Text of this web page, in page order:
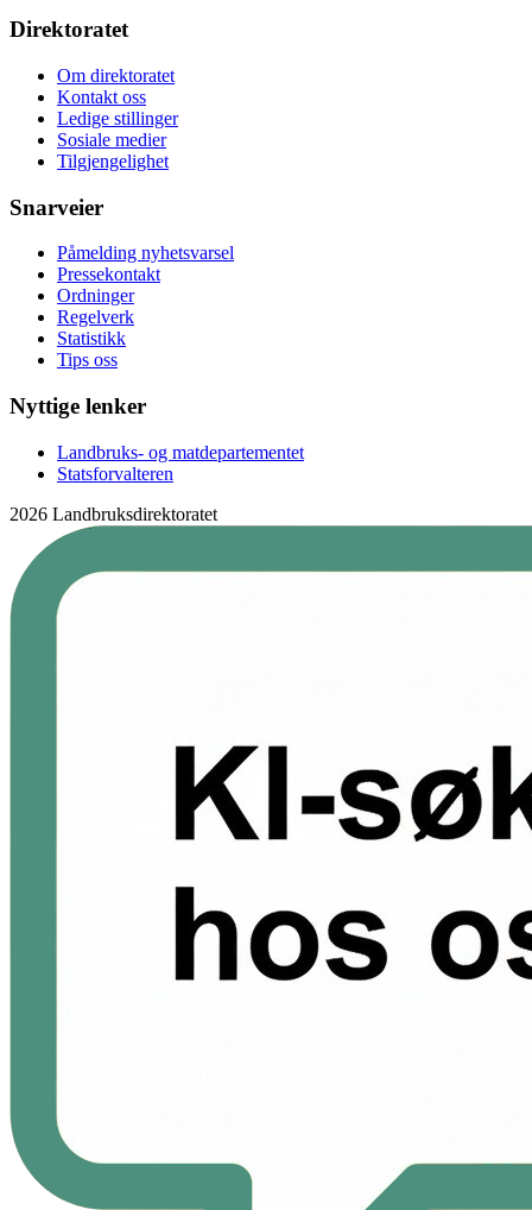
Direktoratet
Om direktoratet
Kontakt oss
Ledige stillinger
Sosiale medier
Tilgjengelighet
Snarveier
Påmelding nyhetsvarsel
Pressekontakt
Ordninger
Regelverk
Statistikk
Tips oss
Nyttige lenker
Landbruks- og matdepartementet
Statsforvalteren
2026 Landbruksdirektoratet